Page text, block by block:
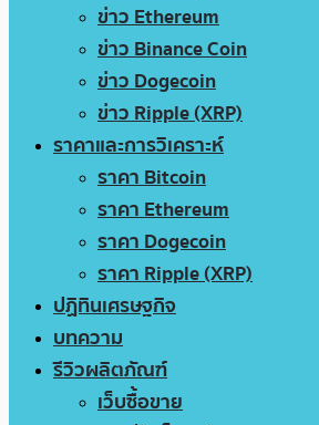
ข่าว Ethereum
ข่าว Binance Coin
ข่าว Dogecoin
ข่าว Ripple (XRP)
ราคาและการวิเคราะห์
ราคา Bitcoin
ราคา Ethereum
ราคา Dogecoin
ราคา Ripple (XRP)
ปฏิทินเศรษฐกิจ
บทความ
รีวิวผลิตภัณฑ์
เว็บซื้อขาย